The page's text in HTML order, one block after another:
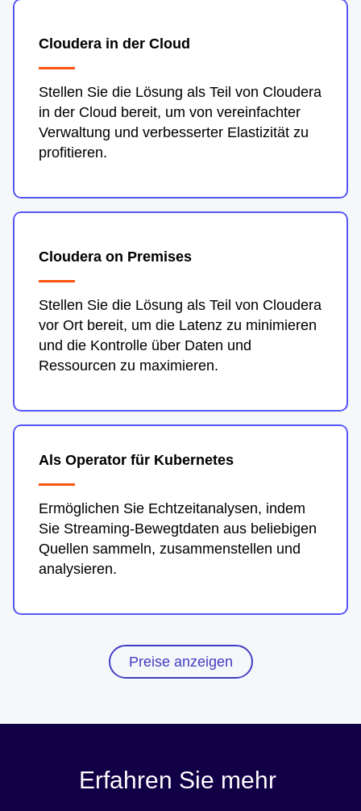
Cloudera in der Cloud
Stellen Sie die Lösung als Teil von Cloudera
in der Cloud bereit, um von vereinfachter
Verwaltung und verbesserter Elastizität zu
profitieren.
Cloudera on Premises
Stellen Sie die Lösung als Teil von Cloudera
vor Ort bereit, um die Latenz zu minimieren
und die Kontrolle über Daten und
Ressourcen zu maximieren.
Als Operator für Kubernetes
Ermöglichen Sie Echtzeitanalysen, indem
Sie Streaming-Bewegtdaten aus beliebigen
Quellen sammeln, zusammenstellen und
analysieren.
Preise anzeigen
Erfahren Sie mehr